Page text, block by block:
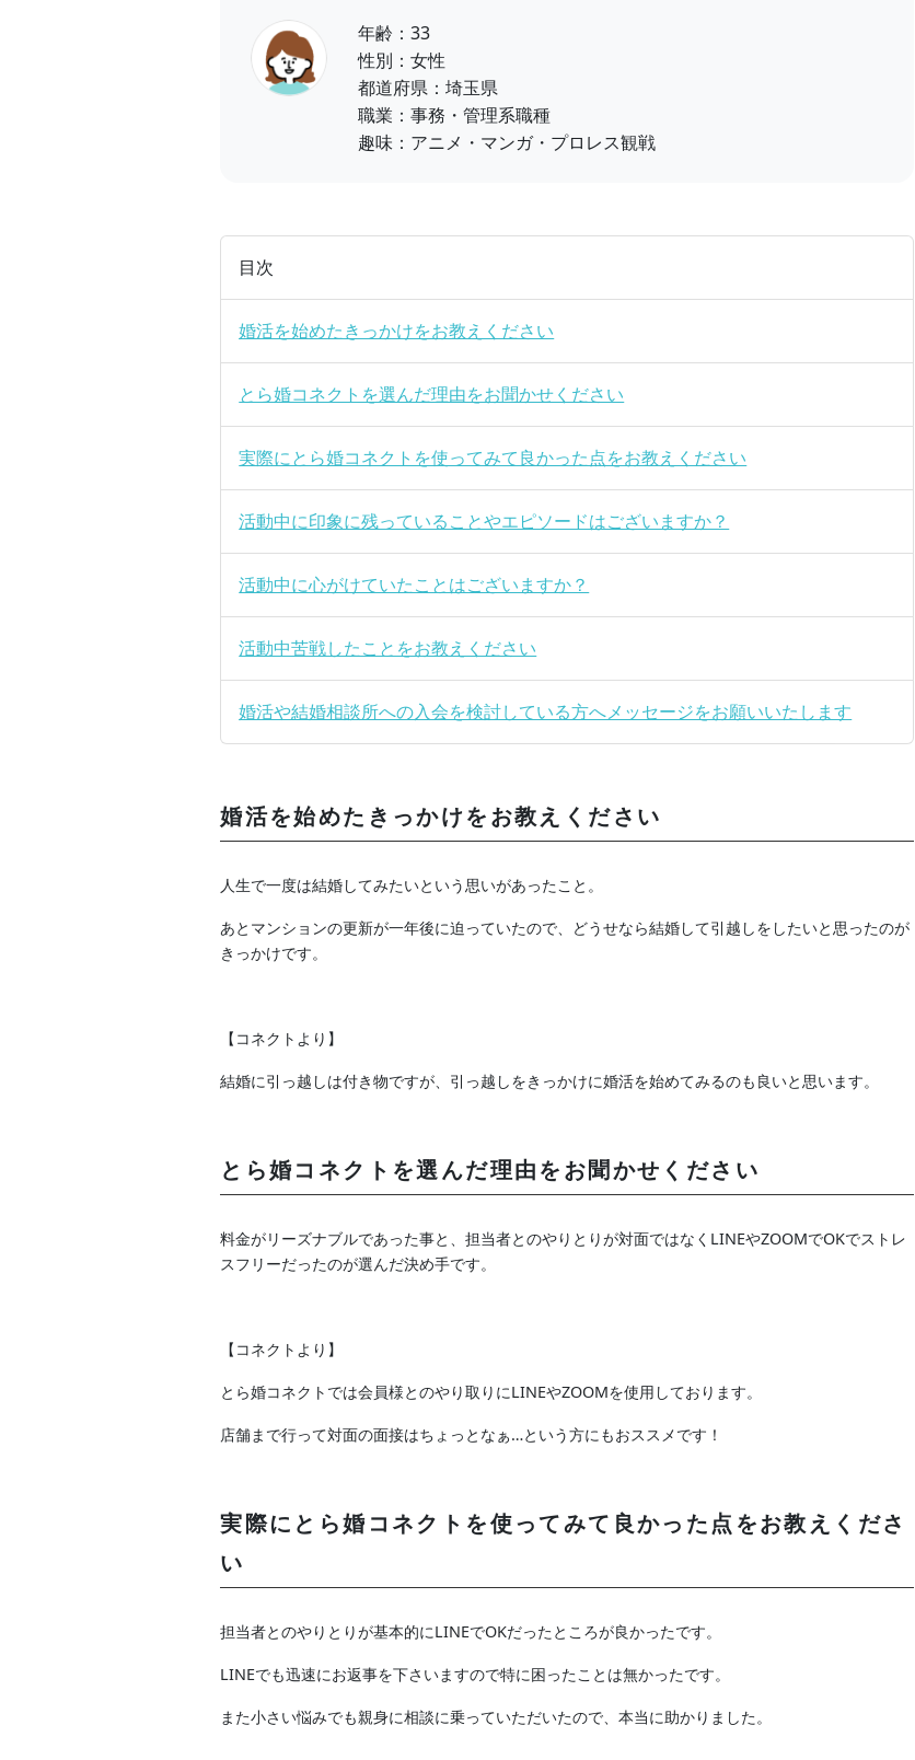
年齢：33
性別：女性
都道府県：埼玉県
職業：事務・管理系職種
趣味：アニメ・マンガ・プロレス観戦
目次
婚活を始めたきっかけをお教えください
とら婚コネクトを選んだ理由をお聞かせください
実際にとら婚コネクトを使ってみて良かった点をお教えください
活動中に印象に残っていることやエピソードはございますか？
活動中に心がけていたことはございますか？
活動中苦戦したことをお教えください
婚活や結婚相談所への入会を検討している方へメッセージをお願いいたします
婚活を始めたきっかけをお教えください
人生で一度は結婚してみたいという思いがあったこと。
あとマンションの更新が一年後に迫っていたので、どうせなら結婚して引越しをしたいと思ったのが
きっかけです。
【コネクトより】
結婚に引っ越しは付き物ですが、引っ越しをきっかけに婚活を始めてみるのも良いと思います。
とら婚コネクトを選んだ理由をお聞かせください
料金がリーズナブルであった事と、担当者とのやりとりが対面ではなくLINEやZOOMでOKでストレ
スフリーだったのが選んだ決め手です。
【コネクトより】
とら婚コネクトでは会員様とのやり取りにLINEやZOOMを使用しております。
店舗まで行って対面の面接はちょっとなぁ…という方にもおススメです！
実際にとら婚コネクトを使ってみて良かった点をお教えくださ
い
担当者とのやりとりが基本的にLINEでOKだったところが良かったです。
LINEでも迅速にお返事を下さいますので特に困ったことは無かったです。
また小さい悩みでも親身に相談に乗っていただいたので、本当に助かりました。